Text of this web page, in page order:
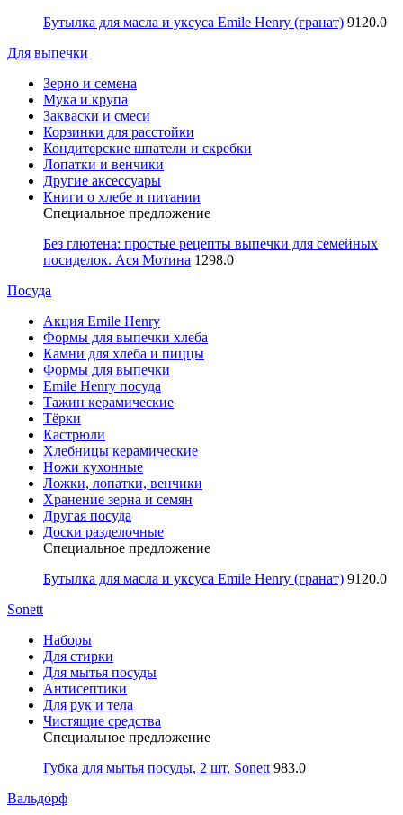
Бутылка для масла и уксуса Emile Henry (гранат) 9120.0
Для выпечки
Зерно и семена
Мука и крупа
Закваски и смеси
Корзинки для расстойки
Кондитерские шпатели и скребки
Лопатки и венчики
Другие аксессуары
Книги о хлебе и питании
Специальное предложение
Без глютена: простые рецепты выпечки для семейных
посиделок. Ася Мотина 1298.0
Посуда
Акция Emile Henry
Формы для выпечки хлеба
Камни для хлеба и пиццы
Формы для выпечки
Emile Henry посуда
Тажин керамические
Тёрки
Кастрюли
Хлебницы керамические
Ножи кухонные
Ложки, лопатки, венчики
Хранение зерна и семян
Другая посуда
Доски разделочные
Специальное предложение
Бутылка для масла и уксуса Emile Henry (гранат) 9120.0
Sonett
Наборы
Для стирки
Для мытья посуды
Антисептики
Для рук и тела
Чистящие средства
Специальное предложение
Губка для мытья посуды, 2 шт, Sonett 983.0
Вальдорф